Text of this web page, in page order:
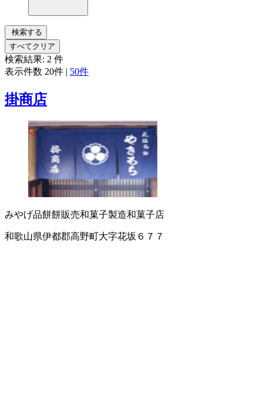
検索する
すべてクリア
検索結果: 2 件
表示件数 20件 | 50件
掛商店
みやげ品餅餅販売和菓子製造和菓子店
和歌山県伊都郡高野町大字花坂６７７